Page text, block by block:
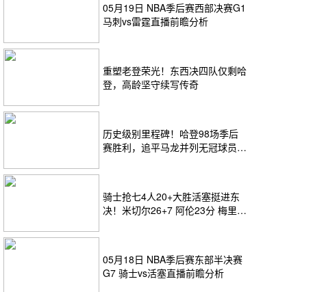
05月19日 NBA季后赛西部决赛G1
马刺vs雷霆直播前瞻分析
重塑老登荣光！东西决四队仅剩哈
登，高龄坚守续写传奇
历史级别里程碑！哈登98场季后
赛胜利，追平马龙并列无冠球员历
骑士抢七4人20+大胜活塞挺进东
决！米切尔26+7 阿伦23分 梅里尔
05月18日 NBA季后赛东部半决赛
G7 骑士vs活塞直播前瞻分析